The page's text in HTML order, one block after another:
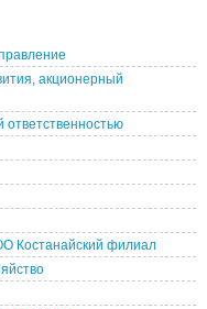
акционерный
Костанайский филиал